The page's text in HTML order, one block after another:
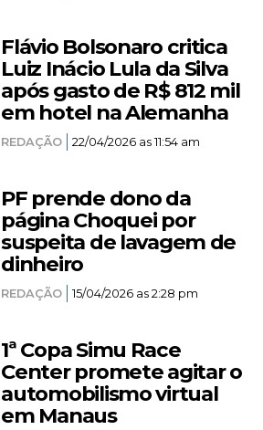
Flávio Bolsonaro critica
Luiz Inácio Lula da Silva
após gasto de R$ 812 mil
em hotel na Alemanha
REDAÇÃO 22/04/2026 as 11:54 am
PF prende dono da
página Choquei por
suspeita de lavagem de
dinheiro
REDAÇÃO 15/04/2026 as 2:28 pm
1ª Copa Simu Race
Center promete agitar o
automobilismo virtual
em Manaus